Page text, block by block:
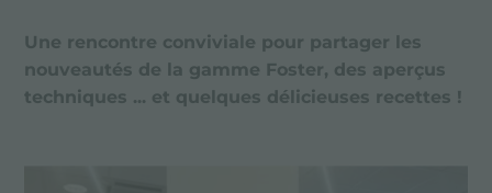
Une rencontre conviviale pour partager les
nouveautés de la gamme Foster, des aperçus
techniques ... et quelques délicieuses recettes !